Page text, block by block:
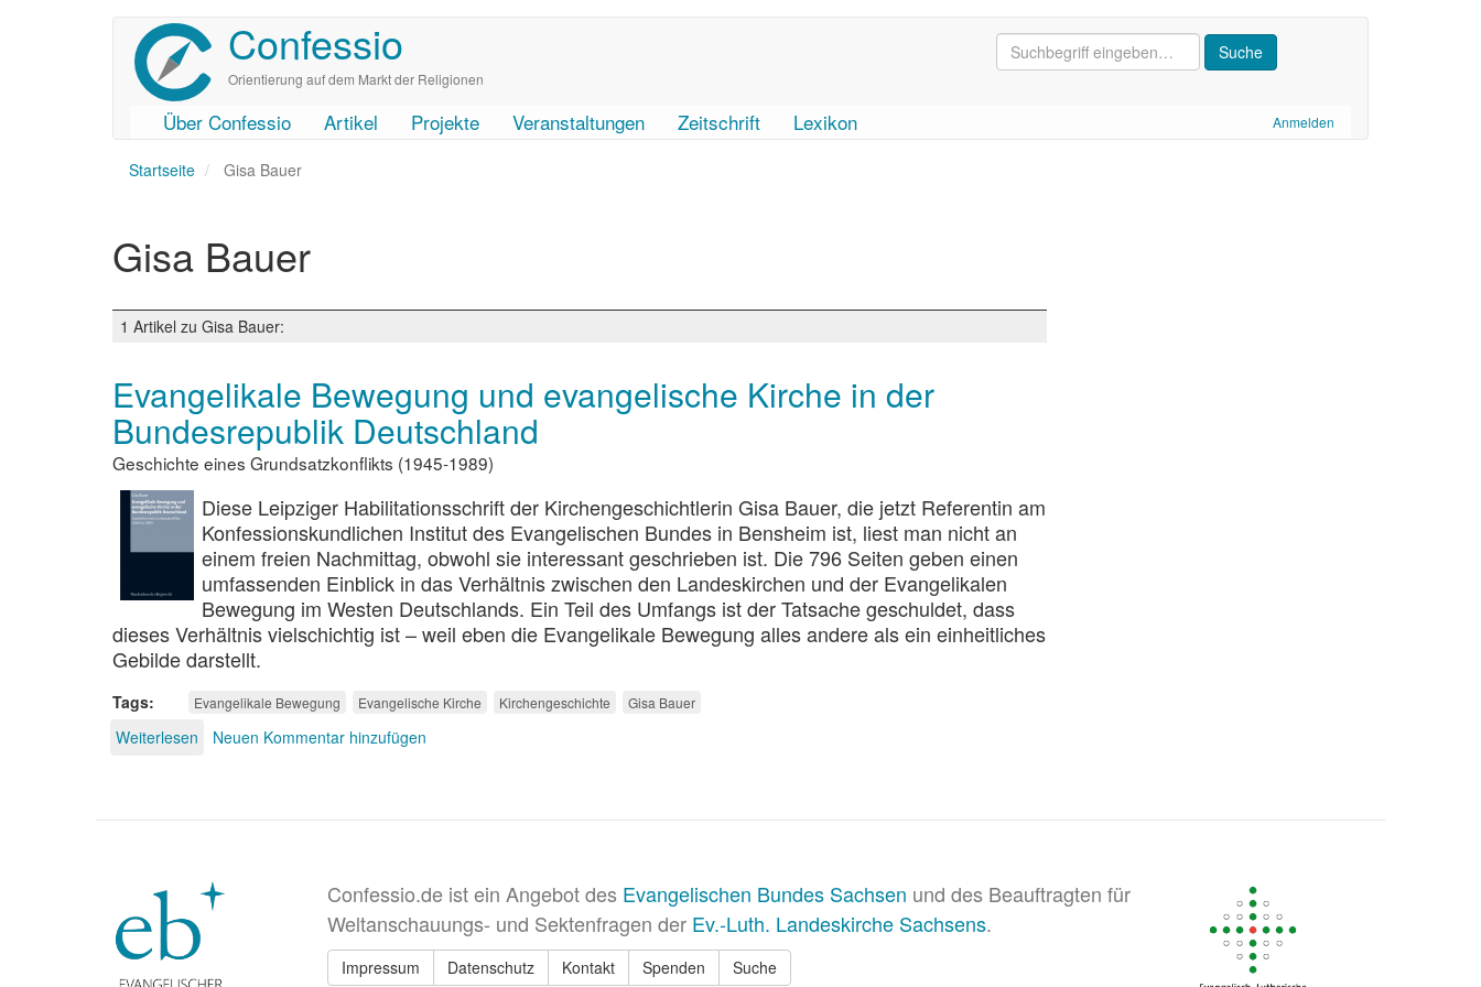
Confessio
Orientierung auf dem Markt der Religionen
User
account
Anmelden
Main
navigation
Über Confessio Artikel Projekte Veranstaltungen Zeitschrift Lexikon
Startseite Gisa Bauer
Gisa Bauer
1 Artikel zu Gisa Bauer:
Evangelikale Bewegung und evangelische Kirche in der
Bundesrepublik Deutschland
Geschichte eines Grundsatzkonflikts (1945-1989)
Diese Leipziger Habilitationsschrift der Kirchengeschichtlerin Gisa Bauer, die jetzt Referentin am
Konfessionskundlichen Institut des Evangelischen Bundes in Bensheim ist, liest man nicht an
einem freien Nachmittag, obwohl sie interessant geschrieben ist. Die 796 Seiten geben einen
umfassenden Einblick in das Verhältnis zwischen den Landeskirchen und der Evangelikalen
Bewegung im Westen Deutschlands. Ein Teil des Umfangs ist der Tatsache geschuldet, dass
dieses Verhältnis vielschichtig ist – weil eben die Evangelikale Bewegung alles andere als ein einheitliches
Gebilde darstellt.
Tags Evangelikale Bewegung Evangelische Kirche Kirchengeschichte Gisa Bauer
Weiterlesen über
evangelische
der
Bundesrepublik
Deutschland
Neuen Kommentar hinzufügen
Confessio.de ist ein Angebot des Evangelischen Bundes Sachsen und des Beauftragten für
Weltanschauungs- und Sektenfragen der Ev.-Luth. Landeskirche Sachsens.
Impressum Datenschutz Kontakt Spenden Suche